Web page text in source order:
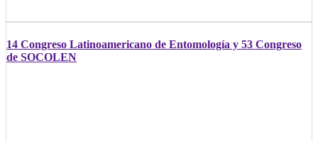
14 Congreso Latinoamericano de Entomología y 53 Congreso
de SOCOLEN